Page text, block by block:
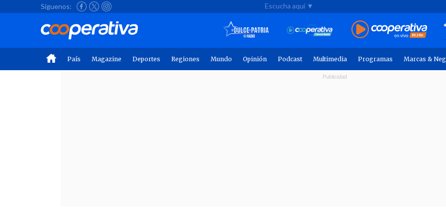
Síguenos: Escucha aquí ▼
País Magazine Deportes Regiones Mundo Opinión Podcast Multimedia Programas Marcas &